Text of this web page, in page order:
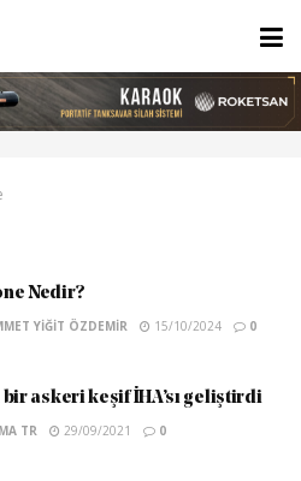
Nedir?
YIĞIT ÖZDEMIR 15/10/2024 0
bir askeri keşif İHA’sı geliştirdi
TR 29/09/2021 0